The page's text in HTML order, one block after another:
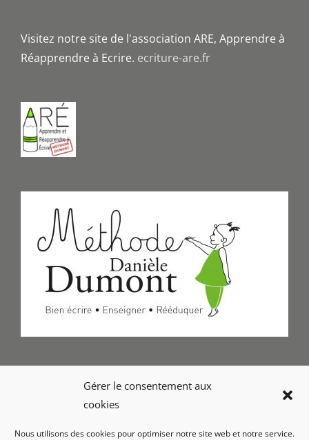
Gérer le consentement aux
cookies
Nous utilisons des cookies pour optimiser notre site web et notre service.
Visitez notre site de l'association ARE, Apprendre à
Réapprendre à Ecrire. ecriture-are.fr
Formulaire de Contact